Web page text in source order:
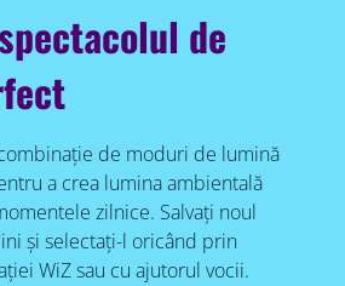
de
de moduri de lumină
a crea lumina ambientală
zilnice. Salvați noul
și selectați-l oricând prin
WiZ sau cu ajutorul vocii.